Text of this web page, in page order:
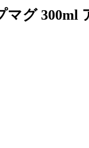
グ 300ml